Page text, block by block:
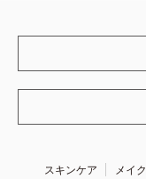
スキンケア メイク